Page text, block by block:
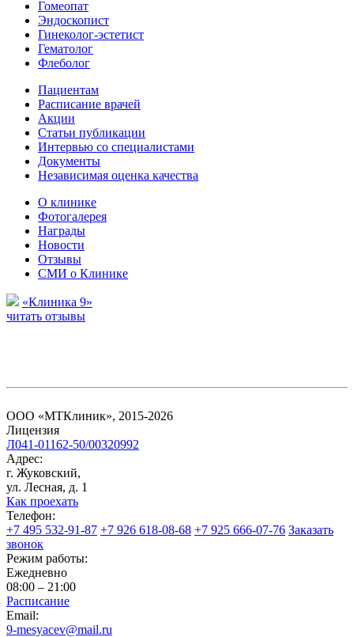
Гомеопат
Эндоскопист
Гинеколог-эстетист
Гематолог
Флеболог
Пациентам
Расписание врачей
Акции
Статьи публикации
Интервью со специалистами
Документы
Независимая оценка качества
О клинике
Фотогалерея
Награды
Новости
Отзывы
СМИ о Клинике
«Клиника 9»
читать отзывы
ООО «МТКлиник», 2015-2026
Лицензия
Л041-01162-50/00320992
Адрес:
г. Жуковский,
ул. Лесная, д. 1
Как проехать
Телефон:
+7 495 532-91-87 +7 926 618-08-68 +7 925 666-07-76 Заказать
звонок
Режим работы:
Ежедневно
08:00 – 21:00
Расписание
Email:
9-mesyacev@mail.ru